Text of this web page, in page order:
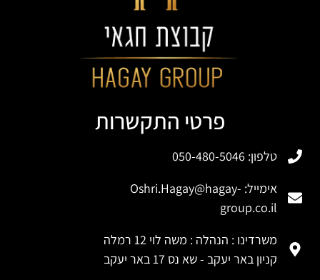
פרטי התקשרות
טלפון: 050-480-5046
אימייל:Oshri.Hagay@hagay-
group.co.il
משרדינו : הנהלה : משה לוי 12 רמלה
קניון באר יעקב - שא נס 17 באר יעקב